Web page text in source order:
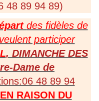
48 89 94 89)
des fidèles de
participer
, DIMANCHE DES
Dame de
48 89 94
RAISON DU